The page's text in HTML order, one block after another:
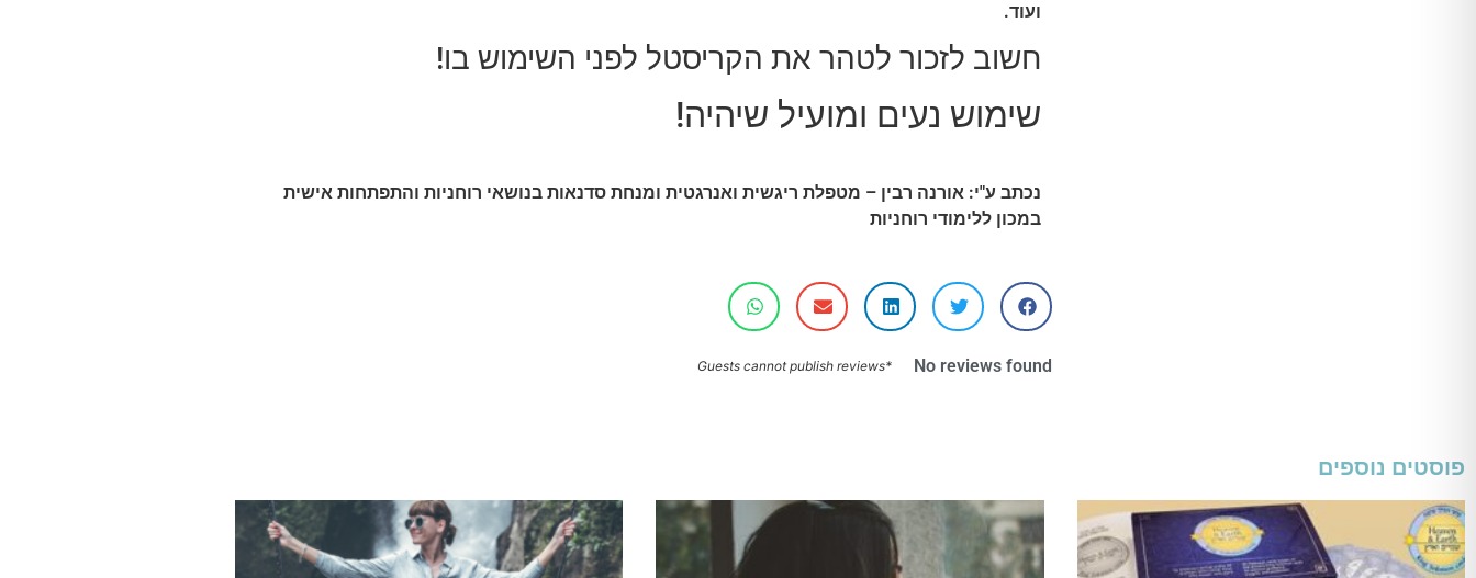
ועוד.
חשוב לזכור לטהר את הקריסטל לפני השימוש בו!
שימוש נעים ומועיל שיהיה!
נכתב ע"י: אורנה רבין – מטפלת ריגשית ואנרגטית ומנחת סדנאות בנושאי רוחניות והתפתחות אישית
במכון ללימודי רוחניות
No reviews found
*Guests cannot publish reviews
פוסטים נוספים